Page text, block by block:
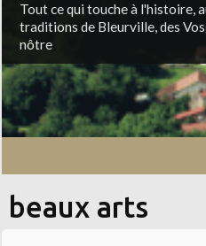
Tout ce qui touche à l'histoire,
traditions de Bleurville, des
nôtre
beaux arts